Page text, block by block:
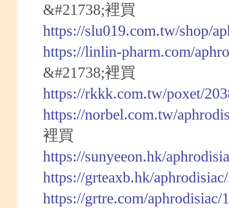
&#21738;裡買
https://slu019.com.tw/shop/
https://linlin-pharm.com/
&#21738;裡買
https://rkkk.com.tw/poxet/
https://norbel.com.tw/
裡買
https://sunyeeon.hk/
https://grteaxb.hk/
https://grtre.com/aphrodisiac/